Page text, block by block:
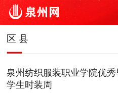
区 县
泉州纺织服装职业学院优
学生时装周